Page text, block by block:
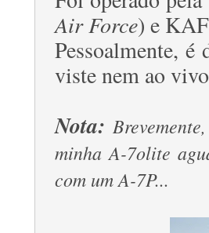
Air Force) e
Pessoalmente,
viste nem ao
Nota:
minha A-7olite
com um A-7P...